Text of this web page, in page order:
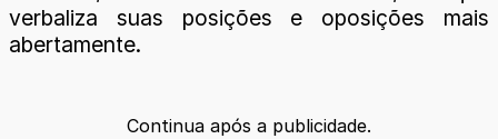
verbaliza suas posições e oposições mais
abertamente.
Continua após a publicidade.